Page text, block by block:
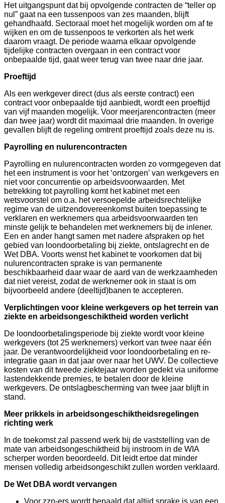
Het uitgangspunt dat bij opvolgende contracten de “teller op
nul” gaat na een tussenpoos van zes maanden, blijft
gehandhaafd. Sectoraal moet het mogelijk worden om af te
wijken en om de tussenpoos te verkorten als het werk
daarom vraagt. De periode waarna elkaar opvolgende
tijdelijke contracten overgaan in een contract voor
onbepaalde tijd, gaat weer terug van twee naar drie jaar.
Proeftijd
Als een werkgever direct (dus als eerste contract) een
contract voor onbepaalde tijd aanbiedt, wordt een proeftijd
van vijf maanden mogelijk. Voor meerjarencontracten (meer
dan twee jaar) wordt dit maximaal drie maanden. In overige
gevallen blijft de regeling omtrent proeftijd zoals deze nu is.
Payrolling en nulurencontracten
Payrolling en nulurencontracten worden zo vormgegeven dat
het een instrument is voor het ‘ontzorgen’ van werkgevers en
niet voor concurrentie op arbeidsvoorwaarden. Met
betrekking tot payrolling komt het kabinet met een
wetsvoorstel om o.a. het versoepelde arbeidsrechtelijke
regime van de uitzendovereenkomst buiten toepassing te
verklaren en werknemers qua arbeidsvoorwaarden ten
minste gelijk te behandelen met werknemers bij de inlener.
Een en ander hangt samen met nadere afspraken op het
gebied van loondoorbetaling bij ziekte, ontslagrecht en de
Wet DBA. Voorts wenst het kabinet te voorkomen dat bij
nulurencontracten sprake is van permanente
beschikbaarheid daar waar de aard van de werkzaamheden
dat niet vereist, zodat de werknemer ook in staat is om
bijvoorbeeld andere (deeltijd)banen te accepteren.
Verplichtingen voor kleine werkgevers op het terrein van
ziekte en arbeidsongeschiktheid worden verlicht
De loondoorbetalingsperiode bij ziekte wordt voor kleine
werkgevers (tot 25 werknemers) verkort van twee naar één
jaar. De verantwoordelijkheid voor loondoorbetaling en re-
integratie gaan in dat jaar over naar het UWV. De collectieve
kosten van dit tweede ziektejaar worden gedekt via uniforme
lastendekkende premies, te betalen door de kleine
werkgevers. De ontslagbescherming van twee jaar blijft in
stand.
Meer prikkels in arbeidsongeschiktheidsregelingen
richting werk
In de toekomst zal passend werk bij de vaststelling van de
mate van arbeidsongeschiktheid bij instroom in de WIA
scherper worden beoordeeld. Dit leidt ertoe dat minder
mensen volledig arbeidsongeschikt zullen worden verklaard.
De Wet DBA wordt vervangen
Voor zzp-ers wordt bepaald dat altijd sprake is van een